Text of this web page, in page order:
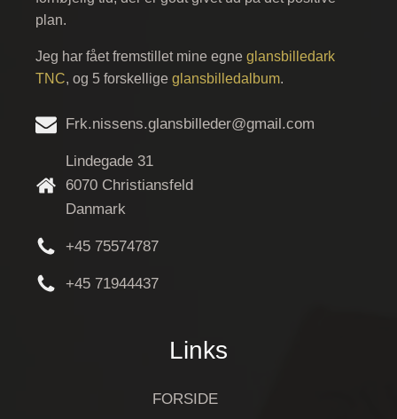
plan.
Jeg har fået fremstillet mine egne glansbilledark
TNC, og 5 forskellige glansbilledalbum.
Frk.nissens.glansbilleder@gmail.com
Lindegade 31
6070 Christiansfeld
Danmark
+45 75574787
+45 71944437
Links
FORSIDE